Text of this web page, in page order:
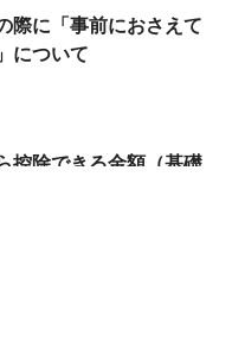
際に「事前におさえて
について
控除できる金額（基礎